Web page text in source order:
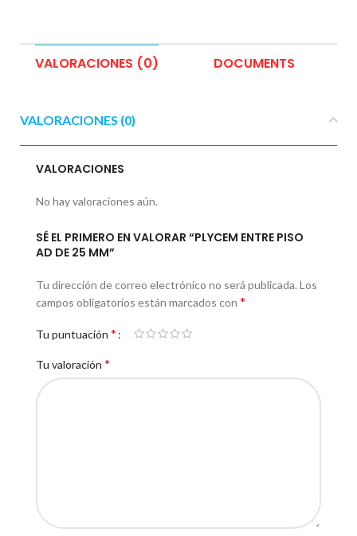
VALORACIONES (0) DOCUMENTS
VALORACIONES (0)
VALORACIONES
No hay valoraciones aún.
SÉ EL PRIMERO EN VALORAR “PLYCEM ENTRE PISO
AD DE 25 MM”
Tu dirección de correo electrónico no será publicada. Los
campos obligatorios están marcados con *
Tu puntuación *
Tu valoración *